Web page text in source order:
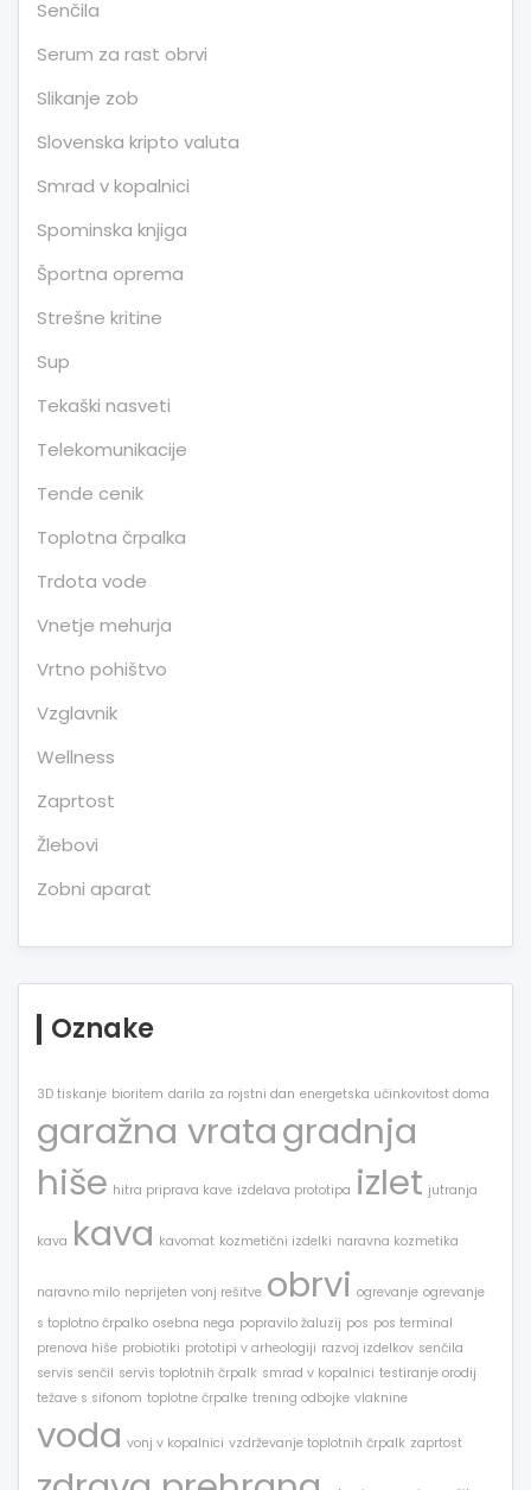
Senčila
Serum za rast obrvi
Slikanje zob
Slovenska kripto valuta
Smrad v kopalnici
Spominska knjiga
Športna oprema
Strešne kritine
Sup
Tekaški nasveti
Telekomunikacije
Tende cenik
Toplotna črpalka
Trdota vode
Vnetje mehurja
Vrtno pohištvo
Vzglavnik
Wellness
Zaprtost
Žlebovi
Zobni aparat
Oznake
3D tiskanje bioritem darila za rojstni dan energetska učinkovitost doma
garažna vratagradnja
hiše hitra priprava kave izdelava prototipa izlet jutranja
kava kava kavomat kozmetični izdelki naravna kozmetika
naravno milo neprijeten vonj rešitve obrvi ogrevanje ogrevanje
s toplotno črpalko osebna nega popravilo žaluzij pos pos terminal
prenova hiše probiotiki prototipi v arheologiji razvoj izdelkov senčila
servis senčil servis toplotnih črpalk smrad v kopalnici testiranje orodij
težave s sifonom toplotne črpalke trening odbojke vlaknine
voda vonj v kopalnici vzdrževanje toplotnih črpalk zaprtost